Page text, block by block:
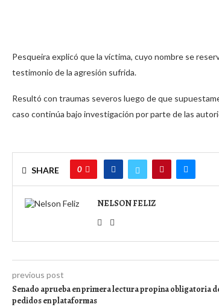
Pesqueira explicó que la víctima, cuyo nombre se
testimonio de la agresión sufrida.
Resultó con traumas severos luego de que
caso continúa bajo investigación por parte de las
SHARE 0
NELSON FELIZ
previous post
Senado aprueba en primera lectura propina obligatoria
pedidos en plataformas